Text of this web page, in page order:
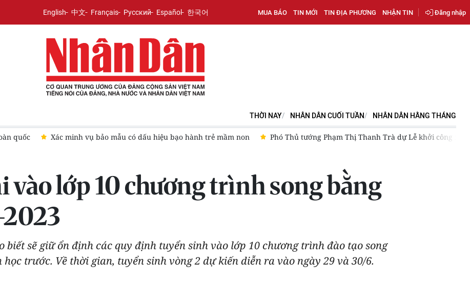
English 中文 Français Русский Español 한국어 MUA BÁO TIN MỚI TIN ĐỊA PHƯƠNG NHẬN TIN Đăng nhập
THỜI NAY NHÂN DÂN CUỐI TUẦN NHÂN DÂN HẰNG THÁNG
quốc Xác minh vụ bảo mẫu có dấu hiệu bạo hành trẻ mầm non Phó Thủ tướng Phạm Thị Thanh Trà dự Lễ khởi công
vào lớp 10 chương trình song bằng
biết sẽ giữ ổn định các quy định tuyển sinh vào lớp 10 chương trình đào tạo song
trước. Về thời gian, tuyển sinh vòng 2 dự kiến diễn ra vào ngày 29 và 30/6.